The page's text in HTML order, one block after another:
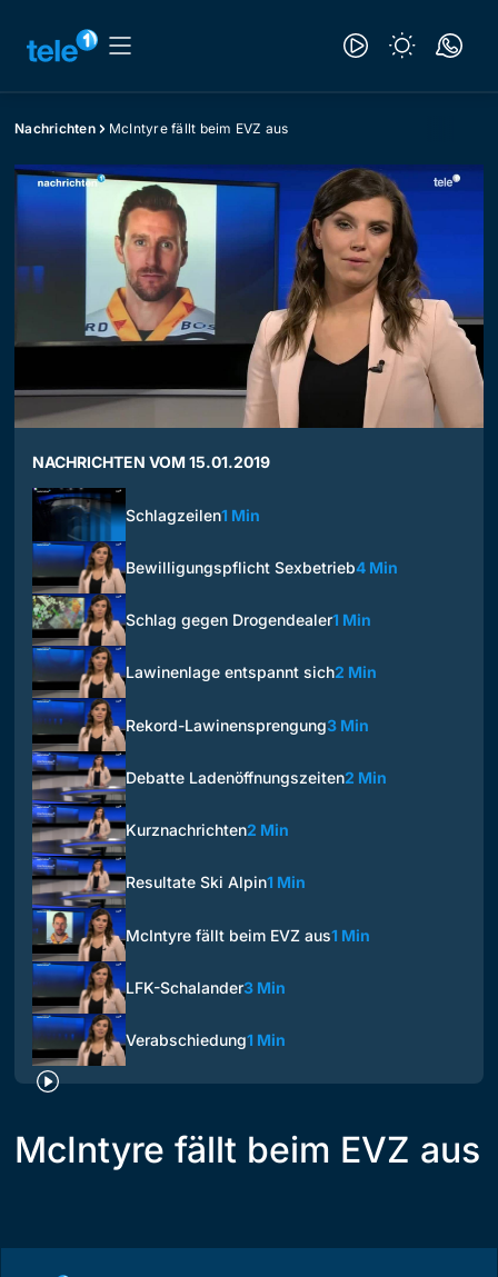
Nachrichten McIntyre fällt beim EVZ aus
NACHRICHTEN VOM 15.01.2019
Schlagzeilen1 Min
Bewilligungspflicht Sexbetrieb4 Min
Schlag gegen Drogendealer1 Min
Lawinenlage entspannt sich2 Min
Rekord-Lawinensprengung3 Min
Debatte Ladenöffnungszeiten2 Min
Kurznachrichten2 Min
Resultate Ski Alpin1 Min
McIntyre fällt beim EVZ aus1 Min
LFK-Schalander3 Min
Verabschiedung1 Min
McIntyre fällt beim EVZ aus